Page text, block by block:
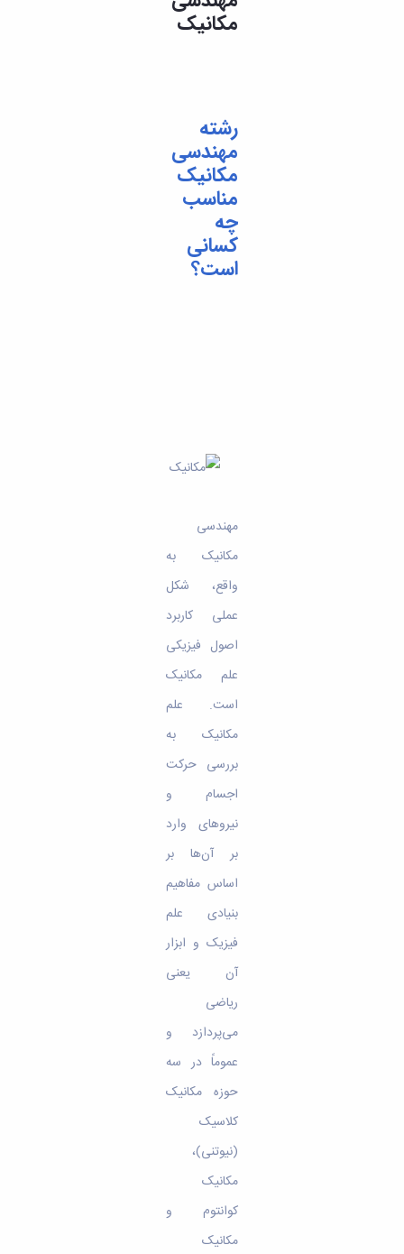
مکانیک
رشته
مهندسی
مکانیک
مناسب
چه
کسانی
است؟
مهندسی
مکانیک به
واقع، شکل
عملی کاربرد
اصول فیزیکی
علم مکانیک
است. علم
مکانیک به
بررسی حرکت
اجسام و
نیروهای وارد
بر آن‌ها بر
اساس مفاهیم
بنیادی علم
فیزیک و ابزار
آن یعنی
ریاضی
می‌پردازد و
عموماً در سه
حوزه مکانیک
کلاسیک
(نیوتنی)،
مکانیک
کوانتوم و
مکانیک